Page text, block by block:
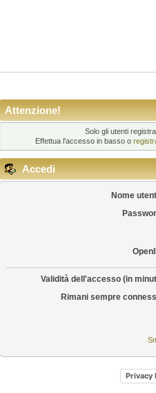
Attenzione!
Solo gli utenti
Effettua l'accesso in basso o
Accedi
Nome
Validità dell'accesso (in
Rimani sempre
Privacy